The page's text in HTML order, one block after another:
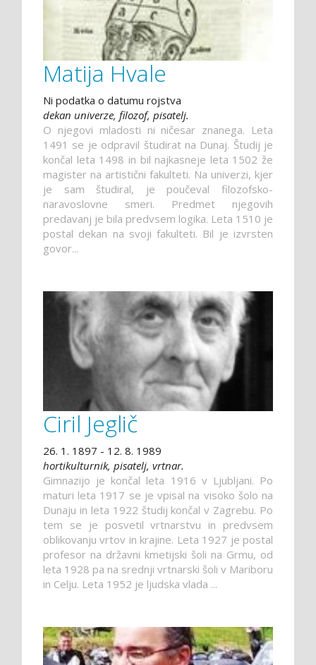
Matija Hvale
Ni podatka o datumu rojstva
dekan univerze, filozof, pisatelj.
O njegovi mladosti ni ničesar znanega. Leta
1491 se je odpravil študirat na Dunaj. Študij je
končal leta 1498 in bil najkasneje leta 1502 že
magister na artistični fakulteti. Na univerzi, kjer
je sam študiral, je poučeval filozofsko-
naravoslovne smeri. Predmet njegovih
predavanj je bila predvsem logika. Leta 1510 je
postal dekan na svoji fakulteti. Bil je izvrsten
govor...
Ciril Jeglič
26. 1. 1897 - 12. 8. 1989
hortikulturnik, pisatelj, vrtnar.
Gimnazijo je končal leta 1916 v Ljubljani. Po
maturi leta 1917 se je vpisal na visoko šolo na
Dunaju in leta 1922 študij končal v Zagrebu. Po
tem se je posvetil vrtnarstvu in predvsem
oblikovanju vrtov in krajine. Leta 1927 je postal
profesor na državni kmetijski šoli na Grmu, od
leta 1928 pa na srednji vrtnarski šoli v Mariboru
in Celju. Leta 1952 je ljudska vlada ...